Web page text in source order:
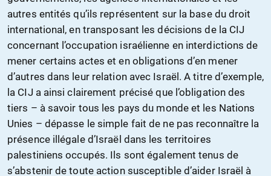
autres entités qu’ils représentent sur la base du droit
international, en transposant les décisions de la CIJ
concernant l’occupation israélienne en interdictions de
mener certains actes et en obligations d’en mener
d’autres dans leur relation avec Israël. A titre d’exemple,
la CIJ a ainsi clairement précisé que l’obligation des
tiers – à savoir tous les pays du monde et les Nations
Unies – dépasse le simple fait de ne pas reconnaître la
présence illégale d’Israël dans les territoires
palestiniens occupés. Ils sont également tenus de
s’abstenir de toute action susceptible d’aider Israël à